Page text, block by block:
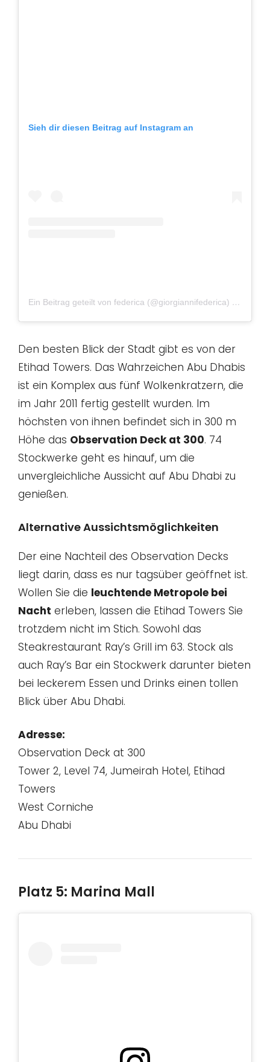
Sieh dir diesen Beitrag auf Instagram an
Ein Beitrag geteilt von federica (@giorgiannifederica)
Den besten Blick der Stadt gibt es von der
Etihad Towers. Das Wahrzeichen Abu Dhabis
ist ein Komplex aus fünf Wolkenkratzern, die
im Jahr 2011 fertig gestellt wurden. Im
höchsten von ihnen befindet sich in 300 m
Höhe das Observation Deck at 300. 74
Stockwerke geht es hinauf, um die
unvergleichliche Aussicht auf Abu Dhabi zu
genießen.
Alternative Aussichtsmöglichkeiten
Der eine Nachteil des Observation Decks
liegt darin, dass es nur tagsüber geöffnet ist.
Wollen Sie die leuchtende Metropole bei
Nacht erleben, lassen die Etihad Towers Sie
trotzdem nicht im Stich. Sowohl das
Steakrestaurant Ray’s Grill im 63. Stock als
auch Ray’s Bar ein Stockwerk darunter bieten
bei leckerem Essen und Drinks einen tollen
Blick über Abu Dhabi.
Adresse:
Observation Deck at 300
Tower 2, Level 74, Jumeirah Hotel, Etihad
Towers
West Corniche
Abu Dhabi
Platz 5: Marina Mall